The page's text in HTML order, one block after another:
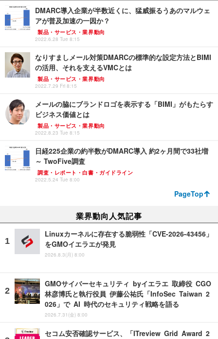
DMARC導入企業が半数近くに、猛威振るうあのマルウェ
アが普及加速の一因か？
製品・サービス・業界動向
2022.6.28 Tue 8:15
なりすましメール対策DMARCの標準的な設定方法とBIMI
の活用、それを支えるVMCとは
製品・サービス・業界動向
2022.7.29 Fri 8:15
メールの脇にブランドロゴを表示する「BIMI」がもたらす
ビジネス価値とは
製品・サービス・業界動向
2022.8.23 Tue 8:15
日経225企業の約半数がDMARC導入 約2ヶ月間で33社増
～ TwoFive調査
調査・レポート・白書・ガイドライン
2022.5.24 Tue 8:00
PageTop
業界動向人気記事
Linuxカーネルに存在する脆弱性「CVE-2026-43456」
をGMOイエラエが発見
2026.8.3(月) 8:00
GMOサイバーセキュリティ byイエラエ 取締役 CGO
林彦博氏と執行役員 伊藤公祐氏「InfoSec Taiwan 2
026」で AI 時代のセキュリティ戦略を語る
2026.7.31(金) 8:00
セコム安否確認サービス、「ITreview Grid Award 2